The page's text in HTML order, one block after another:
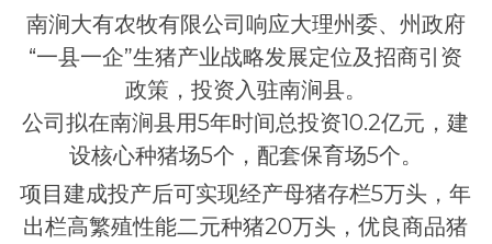
南涧大有农牧有限公司响应大理州委、州政府
“一县一企”生猪产业战略发展定位及招商引资
政策，投资入驻南涧县。
公司拟在南涧县用5年时间总投资10.2亿元，建
设核心种猪场5个，配套保育场5个。
项目建成投产后可实现经产母猪存栏5万头，年
出栏高繁殖性能二元种猪20万头，优良商品猪